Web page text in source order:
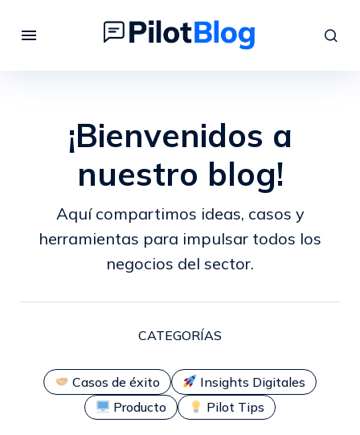
¡Bienvenidos a
nuestro blog!
Aquí compartimos ideas, casos y
herramientas para impulsar todos los
negocios del sector.
CATEGORÍAS
Casos de éxito
Insights Digitales
Producto
Pilot Tips